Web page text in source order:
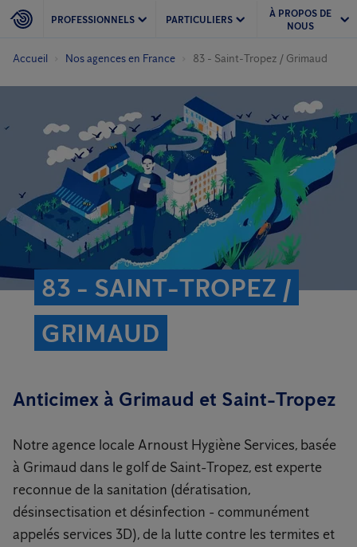
PROFESSIONNELS PARTICULIERS
À PROPOS DE
NOUS
Accueil Nos agences en France 83 - Saint-Tropez / Grimaud
83 - SAINT-TROPEZ /
GRIMAUD
Anticimex à Grimaud et Saint-Tropez
Notre agence locale Arnoust Hygiène Services, basée
à Grimaud dans le golf de Saint-Tropez, est experte
reconnue de la sanitation (dératisation,
désinsectisation et désinfection - communément
appelés services 3D), de la lutte contre les termites et